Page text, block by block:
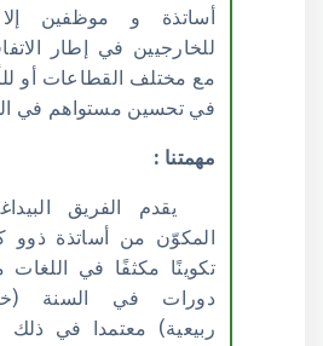
أساتذة و موظفين
للخارجيين في إطار
مع مختلف القطاعات أو
في تحسين مستواهم في
مهمتنا :
يقدم الفريق
المكوّن من أساتذة ذوو
دورات في السنة
ربيعية) معتمدا في